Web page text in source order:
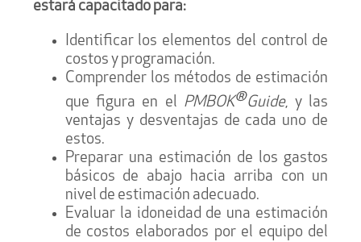
estará capacitado para:
Identificar los elementos del control de
costos y programación.
Comprender los métodos de estimación
que figura en el PMBOK®Guide, y las
ventajas y desventajas de cada uno de
estos.
Preparar una estimación de los gastos
básicos de abajo hacia arriba con un
nivel de estimación adecuado.
Evaluar la idoneidad de una estimación
de costos elaborados por el equipo del